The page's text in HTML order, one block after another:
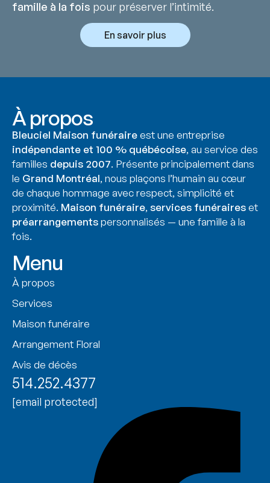
famille à la fois pour préserver l’intimité.
En savoir plus
À propos
Bleuciel Maison funéraireest une entreprise
indépendante et 100 % québécoise, au service des
familles depuis 2007. Présente principalement dans
le Grand Montréal, nous plaçons l’humain au cœur
de chaque hommage avec respect, simplicité et
proximité. Maison funéraire, services funéraireset
préarrangementspersonnalisés — une famille à la
fois.
Menu
À propos
Services
Maison funéraire
Arrangement Floral
Avis de décès
514.252.4377
[email protected]